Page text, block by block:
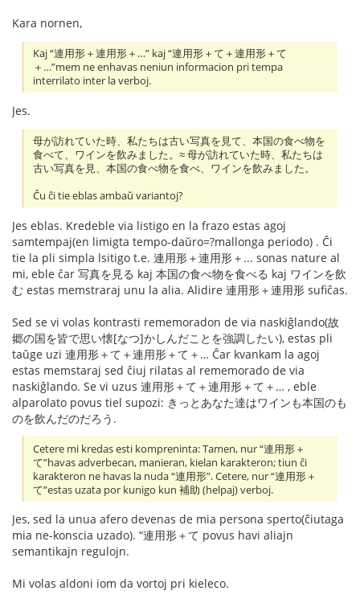
Kara nornen,
Kaj “連用形＋連用形＋…” kaj “連用形＋て＋連用形＋て
＋…”mem ne enhavas neniun informacion pri tempa
interrilato inter la verboj.
Jes.
母が訪れていた時、私たちは古い写真を見て、本国の食べ物を
食べて、ワインを飲みました。≈ 母が訪れていた時、私たちは
古い写真を見、本国の食べ物を食べ、ワインを飲みました。
Ĉu ĉi tie eblas ambaŭ variantoj?
Jes eblas. Kredeble via listigo en la frazo estas agoj
samtempaj(en limigta tempo-daŭro=?mallonga periodo) . Ĉi
tie la pli simpla lsitigo t.e. 連用形＋連用形＋... sonas nature al
mi, eble ĉar 写真を見る kaj 本国の食べ物を食べる kaj ワインを飲
む estas memstraraj unu la alia. Alidire 連用形＋連用形 sufiĉas.
Sed se vi volas kontrasti rememoradon de via naskiĝlando(故
郷の国を皆で思い懐[なつ]かしんだことを強調したい), estas pli
taŭge uzi 連用形＋て＋連用形＋て＋… Ĉar kvankam la agoj
estas memstaraj sed ĉiuj rilatas al rememorado de via
naskiĝlando. Se vi uzus 連用形＋て＋連用形＋て＋… , eble
alparolato povus tiel supozi: きっとあなた達はワインも本国のも
のを飲んだのだろう.
Cetere mi kredas esti kompreninta: Tamen, nur “連用形＋
て”havas adverbecan, manieran, kielan karakteron; tiun ĉi
karakteron ne havas la nuda “連用形”. Cetere, nur “連用形＋
て”estas uzata por kunigo kun 補助 (helpaj) verboj.
Jes, sed la unua afero devenas de mia persona sperto(ĉiutaga
mia ne-konscia uzado). “連用形＋て povus havi aliajn
semantikajn regulojn.
Mi volas aldoni iom da vortoj pri kieleco.